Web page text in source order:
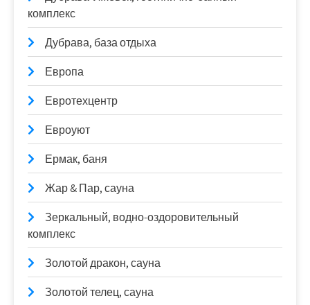
комплекс
Дубрава, база отдыха
Европа
Евротехцентр
Евроуют
Ермак, баня
Жар & Пар, сауна
Зеркальный, водно-оздоровительный
комплекс
Золотой дракон, сауна
Золотой телец, сауна